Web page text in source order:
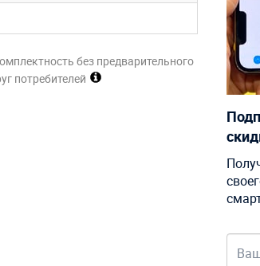
без предварительного
потребителей